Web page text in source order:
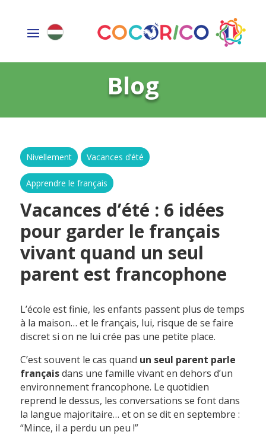
Blog
Nivellement Vacances d’été
Apprendre le français
Vacances d’été : 6 idées
pour garder le français
vivant quand un seul
parent est francophone
L’école est finie, les enfants passent plus de temps
à la maison… et le français, lui, risque de se faire
discret si on ne lui crée pas une petite place.
C’est souvent le cas quand un seul parent parle
françaisdans une famille vivant en dehors d’un
environnement francophone. Le quotidien
reprend le dessus, les conversations se font dans
la langue majoritaire… et on se dit en septembre :
“Mince, il a perdu un peu !”